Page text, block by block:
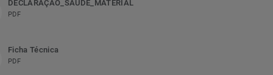
DECLARAÇÃO_SAÚDE_MATERIAL
PDF
Ficha Técnica
PDF